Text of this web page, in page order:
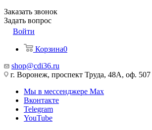
Заказать звонок
Задать вопрос
Войти
Корзина0
shop@cdi36.ru
г. Воронеж, проспект Труда, 48А, оф. 507
Мы в мессенджере Max
Вконтакте
Telegram
YouTube